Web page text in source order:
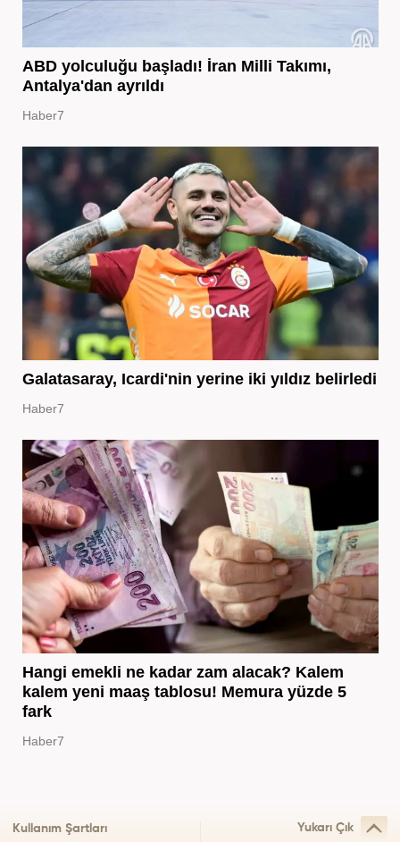
ABD yolculuğu başladı! İran Milli Takımı,
Antalya'dan ayrıldı
Haber7
Galatasaray, Icardi'nin yerine iki yıldız belirledi
Haber7
Hangi emekli ne kadar zam alacak? Kalem
kalem yeni maaş tablosu! Memura yüzde 5
fark
Haber7
Kullanım Şartları Yukarı Çık